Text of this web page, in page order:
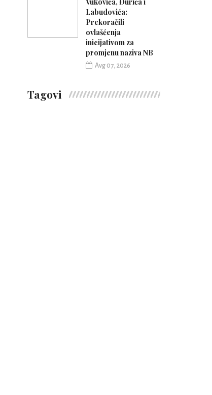
Labudovića:
Prekoračili
ovlašćenja
inicijativom za
promjenu naziva NB
Avg 07, 2026
Tagovi